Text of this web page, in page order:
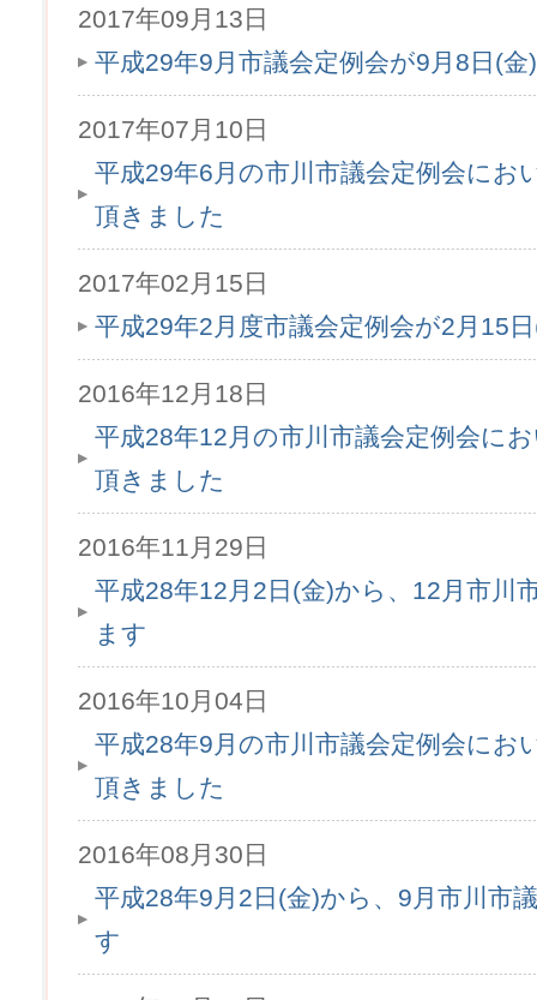
2017年09月13日
平成29年9月市議会定例会が9月8日(
2017年07月10日
平成29年6月の市川市議会定例会にお
頂きました
2017年02月15日
平成29年2月度市議会定例会が2月15
2016年12月18日
平成28年12月の市川市議会定例会に
頂きました
2016年11月29日
平成28年12月2日(金)から、12月市川
ます
2016年10月04日
平成28年9月の市川市議会定例会にお
頂きました
2016年08月30日
平成28年9月2日(金)から、9月市川市
す